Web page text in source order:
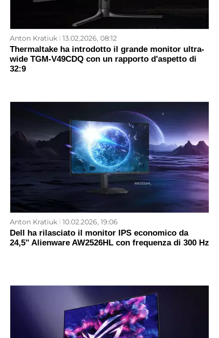
Anton Kratiuk 13.02.2026, 08:12
Thermaltake ha introdotto il grande monitor ultra-
wide TGM‑V49CDQ con un rapporto d'aspetto di
32:9
Anton Kratiuk 10.02.2026, 19:06
Dell ha rilasciato il monitor IPS economico da
24,5" Alienware AW2526HL con frequenza di 300 Hz